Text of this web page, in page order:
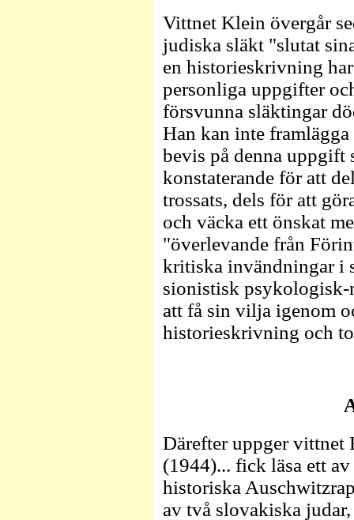
Vittnet Klein övergår
judiska släkt "slutat
en historieskrivning
personliga uppgifter
försvunna släktingar
Han kan inte
bevis på denna uppgift
konstaterande för att
trossats, dels för att
och väcka ett önskat
"överlevande från
kritiska invändningar i
sionistisk psykologisk-
att få sin vilja igenom
historieskrivning och
Därefter uppger vittnet
(1944)... fick läsa ett
historiska
av två slovakiska